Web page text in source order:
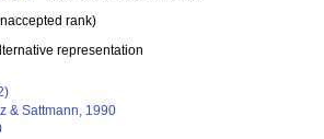
rank)
representation
& Sattmann, 1990